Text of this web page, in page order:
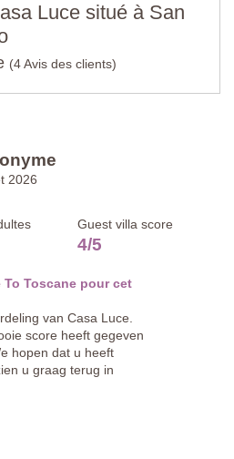
Luce situé à San
(4 Avis des clients)
2026
Guest villa score
4/5
Toscane pour cet
van Casa Luce.
score heeft gegeven
hopen dat u heeft
u graag terug in